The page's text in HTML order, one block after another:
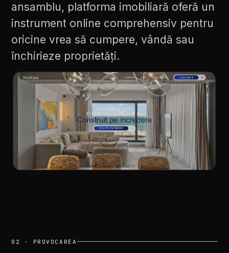
ansamblu, platforma imobiliară oferă un
instrument online comprehensiv pentru
oricine vrea să cumpere, vândă sau
închirieze proprietăți.
02 · PROVOCAREA